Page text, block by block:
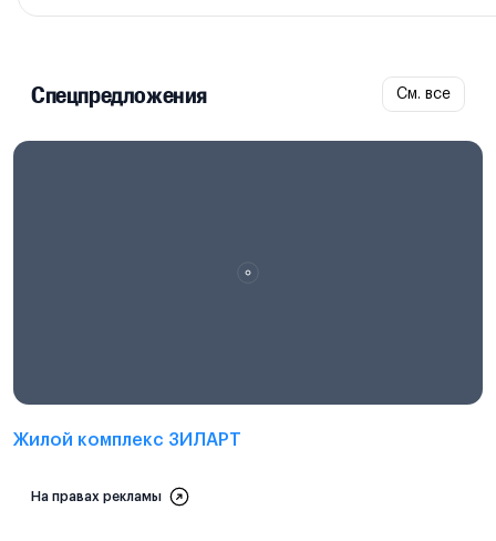
Спецпредложения См. все
Жилой комплекс ЗИЛАРТ
На правах рекламы